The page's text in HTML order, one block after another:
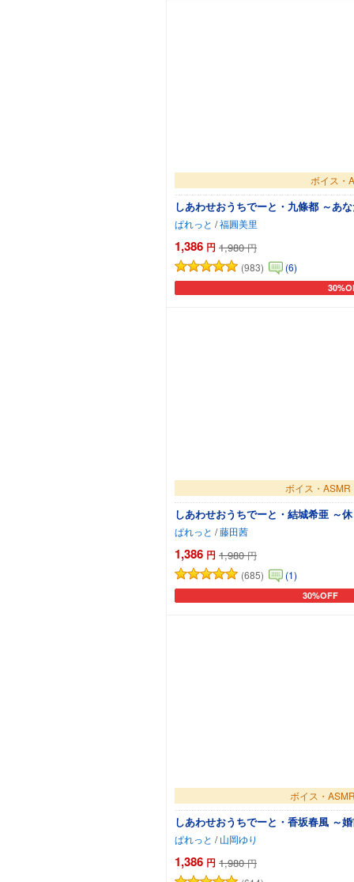
ボイス・
しあわせおうちでーと・九條都 ～あ
ぱれっと /福圓美里
1,386 円 1,980 円
(983)
(6)
カート
ボイス・ASMR
しあわせおうちでーと・結城希亜 ～
ぱれっと /藤田茜
1,386 円 1,980 円
(685)
(1)
30%OFF
カートに追加
ボイス・
しあわせおうちでーと・香坂春風 ～
ぱれっと / 山岡ゆり
1,386 円 1,980 円